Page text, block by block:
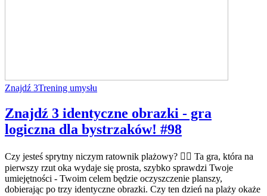
Znajdź 3Trening umysłu
Znajdź 3 identyczne obrazki - gra
logiczna dla bystrzaków! #98
Czy jesteś sprytny niczym ratownik plażowy? 🏄‍♂️ Ta gra, która na
pierwszy rzut oka wydaje się prosta, szybko sprawdzi Twoje
umiejętności - Twoim celem będzie oczyszczenie planszy,
dobierając po trzy identyczne obrazki. Czy ten dzień na plaży okaże